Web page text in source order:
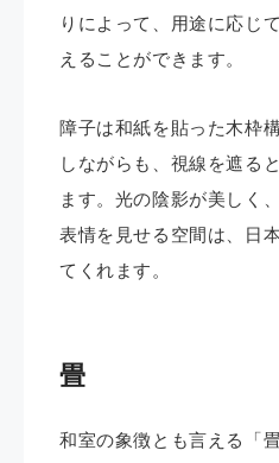
りによって、用途に応じ
えることができます。
障子は和紙を貼った木枠
しながらも、視線を遮る
ます。光の陰影が美しく
表情を見せる空間は、日
てくれます。
畳
和室の象徴とも言える「